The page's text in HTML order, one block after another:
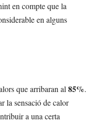
en compte que la
en alguns
que arribaran al85%.
la sensació de calor
a una certa